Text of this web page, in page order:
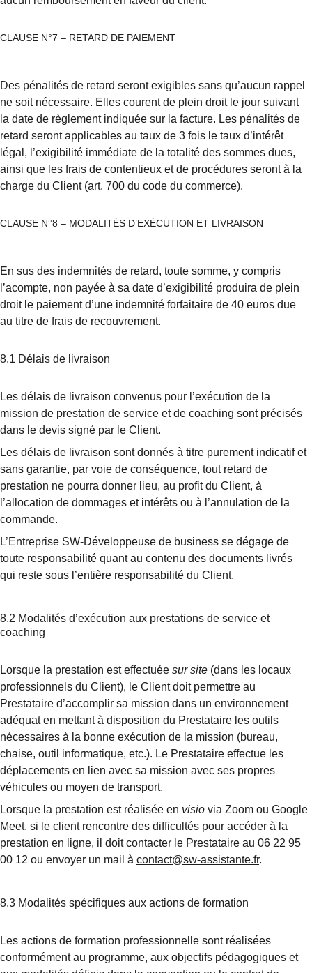
CLAUSE N°7 – RETARD DE PAIEMENT
Des pénalités de retard seront exigibles sans qu’aucun rappel
ne soit nécessaire. Elles courent de plein droit le jour suivant
la date de règlement indiquée sur la facture. Les pénalités de
retard seront applicables au taux de 3 fois le taux d’intérêt
légal, l’exigibilité immédiate de la totalité des sommes dues,
ainsi que les frais de contentieux et de procédures seront à la
charge du Client (art. 700 du code du commerce).
CLAUSE N°8 – MODALITÉS D’EXÉCUTION ET LIVRAISON
En sus des indemnités de retard, toute somme, y compris
l’acompte, non payée à sa date d’exigibilité produira de plein
droit le paiement d’une indemnité forfaitaire de 40 euros due
au titre de frais de recouvrement.
8.1 Délais de livraison
Les délais de livraison convenus pour l’exécution de la
mission de prestation de service et de coaching sont précisés
dans le devis signé par le Client.
Les délais de livraison sont donnés à titre purement indicatif et
sans garantie, par voie de conséquence, tout retard de
prestation ne pourra donner lieu, au profit du Client, à
l’allocation de dommages et intérêts ou à l’annulation de la
commande.
L’Entreprise SW-Développeuse de business se dégage de
toute responsabilité quant au contenu des documents livrés
qui reste sous l’entière responsabilité du Client.
8.2 Modalités d’exécution aux prestations de service et
coaching
Lorsque la prestation est effectuée sur site (dans les locaux
professionnels du Client), le Client doit permettre au
Prestataire d’accomplir sa mission dans un environnement
adéquat en mettant à disposition du Prestataire les outils
nécessaires à la bonne exécution de la mission (bureau,
chaise, outil informatique, etc.). Le Prestataire effectue les
déplacements en lien avec sa mission avec ses propres
véhicules ou moyen de transport.
Lorsque la prestation est réalisée en visio via Zoom ou Google
Meet, si le client rencontre des difficultés pour accéder à la
prestation en ligne, il doit contacter le Prestataire au 06 22 95
00 12 ou envoyer un mail à contact@sw-assistante.fr.
8.3 Modalités spécifiques aux actions de formation
Les actions de formation professionnelle sont réalisées
conformément au programme, aux objectifs pédagogiques et